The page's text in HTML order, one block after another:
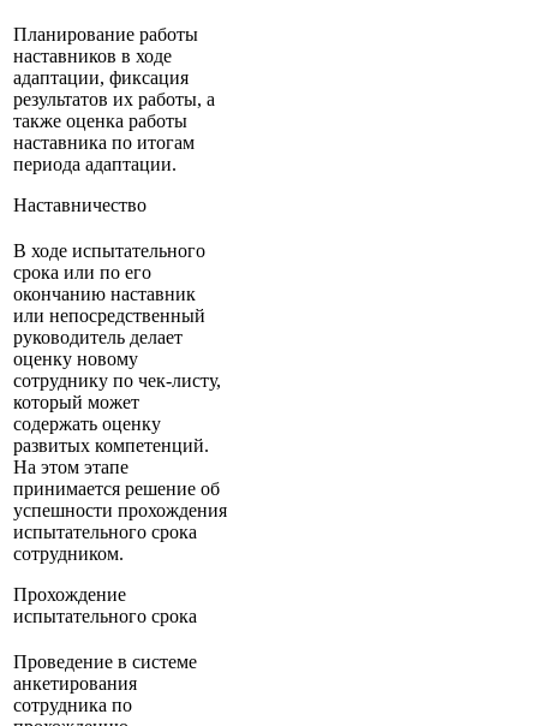
Планирование работы
наставников в ходе
адаптации, фиксация
результатов их работы, а
также оценка работы
наставника по итогам
периода адаптации.
Наставничество
В ходе испытательного
срока или по его
окончанию наставник
или непосредственный
руководитель делает
оценку новому
сотруднику по чек-листу,
который может
содержать оценку
развитых компетенций.
На этом этапе
принимается решение об
успешности прохождения
испытательного срока
сотрудником.
Прохождение
испытательного срока
Проведение в системе
анкетирования
сотрудника по